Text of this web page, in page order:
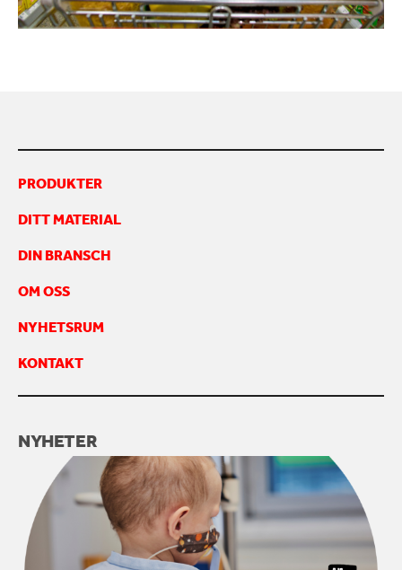
KONTAKTA OSS
PRODUKTER
DITT MATERIAL
DIN BRANSCH
OM OSS
NYHETSRUM
KONTAKT
NYHETER